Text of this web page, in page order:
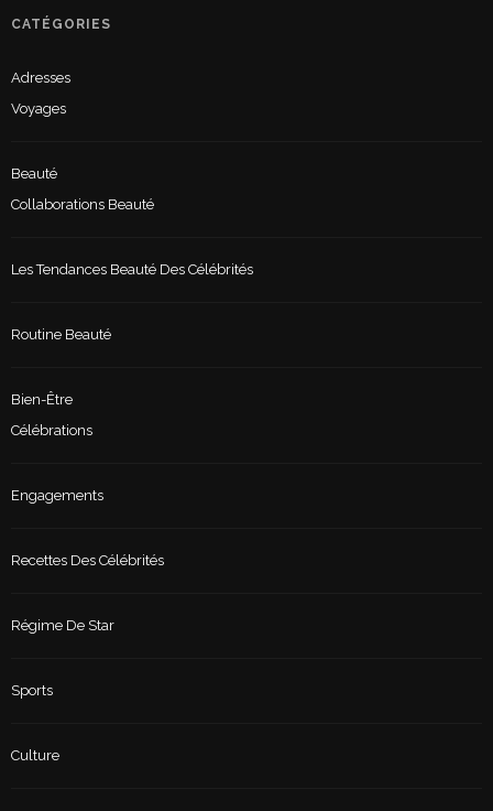
CATÉGORIES
Adresses
Voyages
Beauté
Collaborations Beauté
Les Tendances Beauté Des Célébrités
Routine Beauté
Bien-Être
Célébrations
Engagements
Recettes Des Célébrités
Régime De Star
Sports
Culture